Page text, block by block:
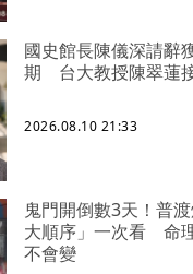
國史館長陳儀深請辭
期 台大教授陳翠蓮
2026.08.10 21:33
鬼門開倒數3天！普
大順序」一次看 命
不會變